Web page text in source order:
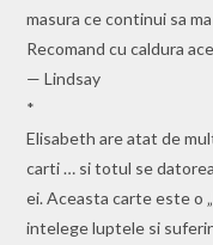
masura ce continui sa
Recomand cu caldura
— Lindsay
*
Elisabeth are atat de
carti … si totul se
ei. Aceasta carte este o
intelege luptele si